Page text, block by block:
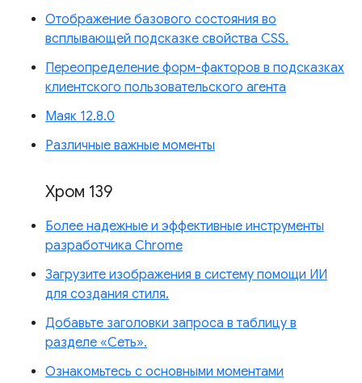
Отображение базового состояния во
всплывающей подсказке свойства CSS.
Переопределение форм-факторов в подсказках
клиентского пользовательского агента
Маяк 12.8.0
Различные важные моменты
Хром 139
Более надежные и эффективные инструменты
разработчика Chrome
Загрузите изображения в систему помощи ИИ
для создания стиля.
Добавьте заголовки запроса в таблицу в
разделе «Сеть».
Ознакомьтесь с основными моментами